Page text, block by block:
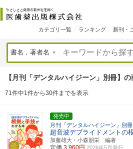
カテゴリ一覧 ランキング 新刊・
【月刊「デンタルハイジーン」別冊】
71件中1件から30件までを表示
発売中
月刊「デンタルハイジーン」別冊
超音波デブライドメントの
加藤雄大・小森朋栄 編著
定価 3,960円 2026年5月発行